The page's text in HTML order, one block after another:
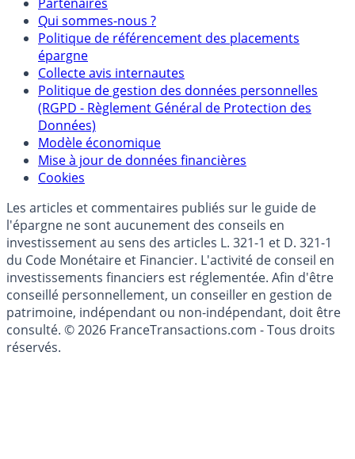
Mentions légales et Conditions d’utilisation
Partenaires
Qui sommes-nous ?
Politique de référencement des placements
épargne
Collecte avis internautes
Politique de gestion des données personnelles
(RGPD - Règlement Général de Protection des
Données)
Modèle économique
Mise à jour de données financières
Cookies
Les articles et commentaires publiés sur le guide de
l'épargne ne sont aucunement des conseils en
investissement au sens des articles L. 321-1 et D. 321-1
du Code Monétaire et Financier. L'activité de conseil en
investissements financiers est réglementée. Afin d'être
conseillé personnellement, un conseiller en gestion de
patrimoine, indépendant ou non-indépendant, doit être
consulté. © 2026 FranceTransactions.com - Tous droits